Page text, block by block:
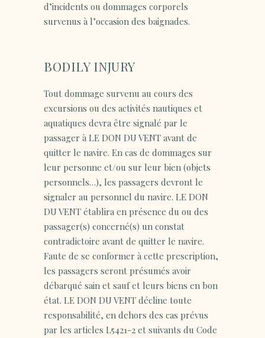
d’incidents ou dommages corporels
survenus à l’occasion des baignades.
BODILY INJURY
Tout dommage survenu au cours des
excursions ou des activités nautiques et
aquatiques devra être signalé par le
passager à LE DON DU VENT avant de
quitter le navire. En cas de dommages sur
leur personne et/ou sur leur bien (objets
personnels…), les passagers devront le
signaler au personnel du navire. LE DON
DU VENT établira en présence du ou des
passager(s) concerné(s) un constat
contradictoire avant de quitter le navire.
Faute de se conformer à cette prescription,
les passagers seront présumés avoir
débarqué sain et sauf et leurs biens en bon
état. LE DON DU VENT décline toute
responsabilité, en dehors des cas prévus
par les articles L5421-2 et suivants du Code